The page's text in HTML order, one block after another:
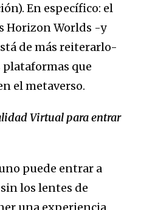
En específico: el
Horizon Worlds -y
de más reiterarlo-
plataformas que
el metaverso.
Virtual para entrar
puede entrar a
los lentes de
una experiencia